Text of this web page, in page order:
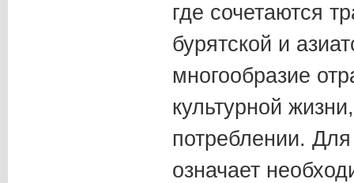
где сочетаются
бурятской и
многообразие
культурной
потреблении.
означает